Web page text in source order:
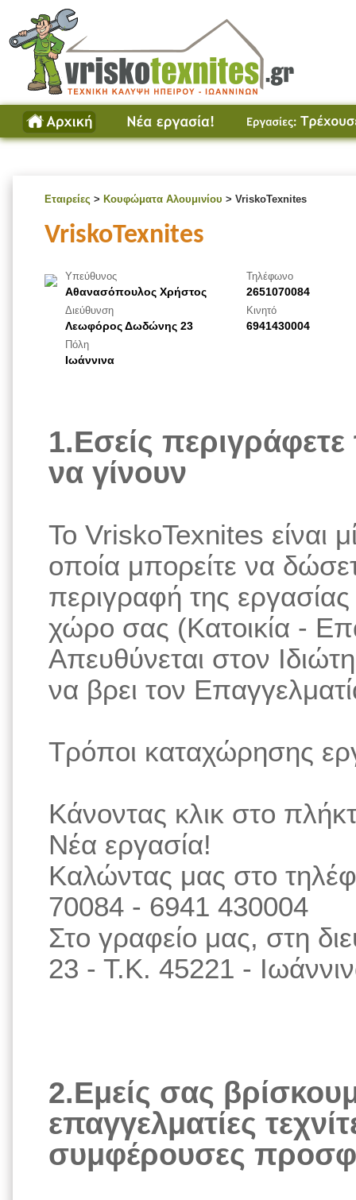
Εταιρείες > Κουφώματα Αλουμινίου > VriskoTexnites
VriskoTexnites
Υπεύθυνος
Αθανασόπουλος Χρήστος
Διεύθυνση
Λεωφόρος Δωδώνης 23
Πόλη
Ιωάννινα
Τηλέφωνο
2651070084
Κινητό
6941430004
1.Εσείς
να γίνουν
Το VriskoTexnites είναι
οποία μπορείτε να
περιγραφή της
χώρο σας (Κατοικία -
Απευθύνεται στον
να βρει τον
Τρόποι καταχώρησης
Κάνοντας κλικ στο
Νέα εργασία!
Καλώντας μας στο
70084 - 6941 430004
Στο γραφείο μας, στη
23 - Τ.Κ. 45221 -
2.Εμείς σας
επαγγελματίες
συμφέρουσες